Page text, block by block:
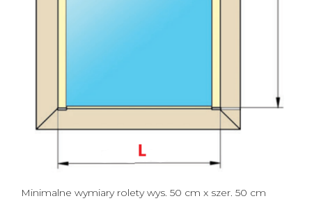
Minimalne wymiary rolety wys. 50 cm x szer. 50 cm